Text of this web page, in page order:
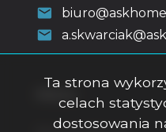
Ta strona
celach
dostosowania